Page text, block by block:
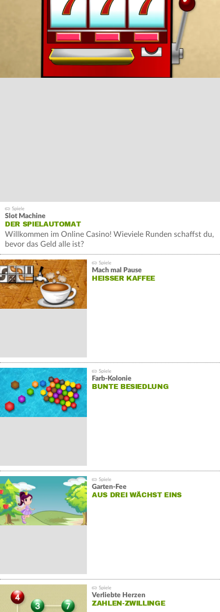
Slot Machine
DER SPIELAUTOMAT
Willkommen im Online Casino! Wieviele Runden schaffst du,
bevor das Geld alle ist?
Mach mal Pause
HEISSER KAFFEE
Farb-Kolonie
BUNTE BESIEDLUNG
Garten-Fee
AUS DREI WÄCHST EINS
Verliebte Herzen
ZAHLEN-ZWILLINGE